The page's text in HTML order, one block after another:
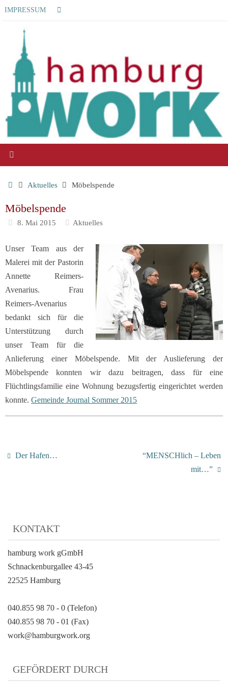
Zum
springen
IMPRESSUM Suchen
StartAktuelles Möbelspende
Möbelspende
8. Mai 2015 Aktuelles
Unser Team aus der
Malerei mit der Pastorin
Annette Reimers-
Avenarius. Frau
Reimers-Avenarius
bedankt sich für die
Unterstützung durch
unser Team für die
Anlieferung einer Möbelspende. Mit der Auslieferung der
Möbelspende konnten wir dazu beitragen, dass für eine
Flüchtlingsfamilie eine Wohnung bezugsfertig eingerichtet werden
konnte. Gemeinde Journal Sommer 2015
Der Hafen…
“MENSCHlich – Leben
mit…”
KONTAKT
hamburg work gGmbH
Schnackenburgallee 43-45
22525 Hamburg
040.855 98 70 - 0 (Telefon)
040.855 98 70 - 01 (Fax)
work@hamburgwork.org
GEFÖRDERT DURCH